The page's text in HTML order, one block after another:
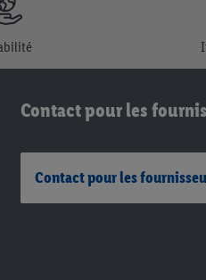
Contact pour les
Contact pour les